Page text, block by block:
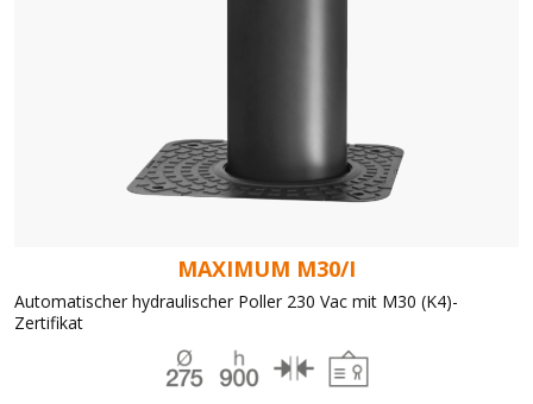
MAXIMUM M30/I
Automatischer hydraulischer Poller 230 Vac mit M30 (K4)-
Zertifikat